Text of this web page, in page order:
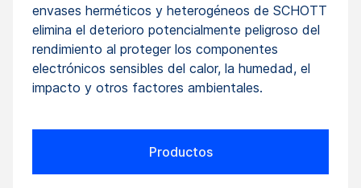
envases herméticos y heterogéneos de SCHOTT
elimina el deterioro potencialmente peligroso del
rendimiento al proteger los componentes
electrónicos sensibles del calor, la humedad, el
impacto y otros factores ambientales.
Productos